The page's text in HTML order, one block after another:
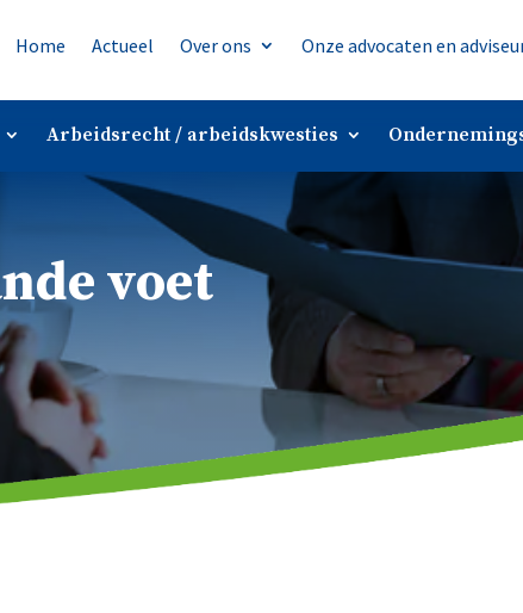
Home Actueel Over ons Onze advocaten en
Arbeidsrecht / arbeidskwesties
voet